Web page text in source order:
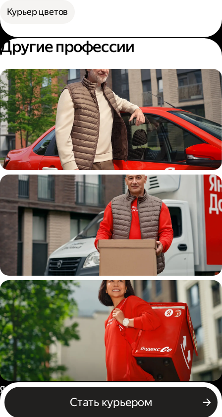
Курьер цветов
Другие профессии
Автокурьер
Водитель
грузовой машины
Пеший курьер
Стать курьером
Россия